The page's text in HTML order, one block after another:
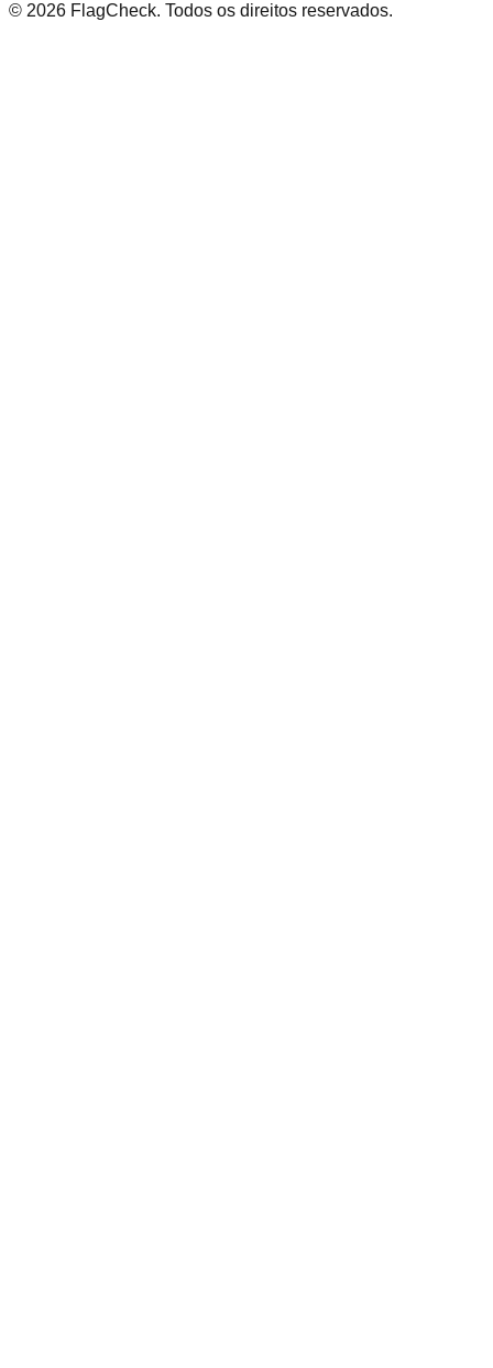
© 2026 FlagCheck. Todos os direitos reservados.